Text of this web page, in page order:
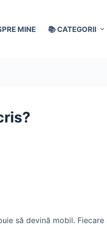
MINE 📚 CATEGORII
să devină mobil.